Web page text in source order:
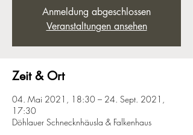
Anmeldung abgeschlossen
Veranstaltungen ansehen
Zeit & Ort
04. Mai 2021, 18:30 – 24. Sept. 2021,
17:30
Döhlauer Schnecknhäusla & Falkenhaus